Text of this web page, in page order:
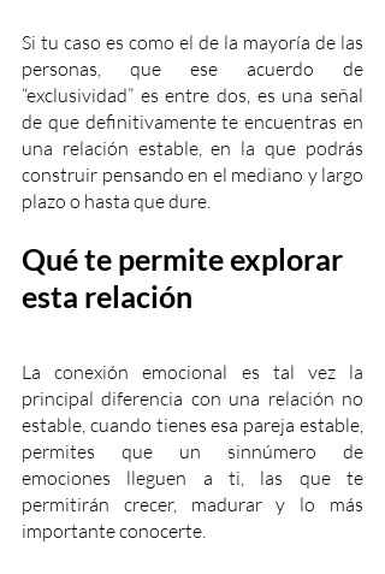
Si tu caso es como el de la mayoría de las
personas, que ese acuerdo de
“exclusividad” es entre dos, es una señal
de que definitivamente te encuentras en
una relación estable, en la que podrás
construir pensando en el mediano y largo
plazo o hasta que dure.
Qué te permite explorar
esta relación
La conexión emocional es tal vez la
principal diferencia con una relación no
estable, cuando tienes esa pareja estable,
permites que un sinnúmero de
emociones lleguen a ti, las que te
permitirán crecer, madurar y lo más
importante conocerte.